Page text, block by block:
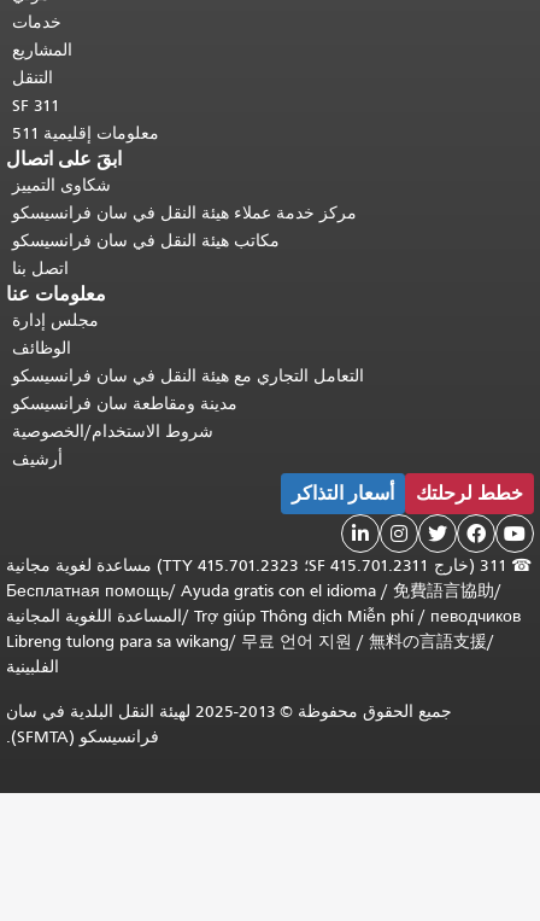
خدمات
المشاريع
التنقل
SF 311
معلومات إقليمية 511
ابقَ على اتصال
شكاوى التمييز
مركز خدمة عملاء هيئة النقل في سان فرانسيسكو
مكاتب هيئة النقل في سان فرانسيسكو
اتصل بنا
معلومات عنا
مجلس إدارة
الوظائف
التعامل التجاري مع هيئة النقل في سان فرانسيسكو
مدينة ومقاطعة سان فرانسيسكو
شروط الاستخدام/الخصوصية
أرشيف
لرحلتك أسعار التذاكر




311 (خارج SF 415.701.2311؛ TTY 415.701.2323) مساعدة لغوية مجانية
免費語言協助
/
Ayuda gratis con el idioma
/
Бесплатная помощь
/
Trợ giúp Thông dịch Miễn phí
/ المساعدة اللغوية المجانية
無料の言語支援
/
무료 언어 지원
/
Libreng tulong para sa wikang
الفلبينية
جميع الحقوق محفوظة © 2013-2025 لهيئة النقل البلدية في سان
فرانسيسكو (SFMTA).